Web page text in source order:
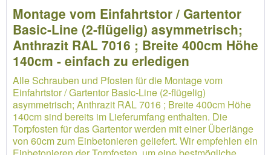
Montage vom Einfahrtstor / Gartentor
Basic-Line (2-flügelig) asymmetrisch;
Anthrazit RAL 7016 ; Breite 400cm Höhe
140cm - einfach zu erledigen
Alle Schrauben und Pfosten für die Montage vom
Einfahrtstor / Gartentor Basic-Line (2-flügelig)
asymmetrisch; Anthrazit RAL 7016 ; Breite 400cm Höhe
140cm sind bereits im Lieferumfang enthalten. Die
Torpfosten für das Gartentor werden mit einer Überlänge
von 60cm zum Einbetonieren geliefert. Wir empfehlen ein